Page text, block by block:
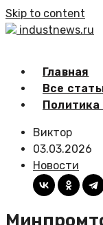
Skip to content
industnews.ru
Главная
Все
Политика
Виктор
03.03.2026
Новости